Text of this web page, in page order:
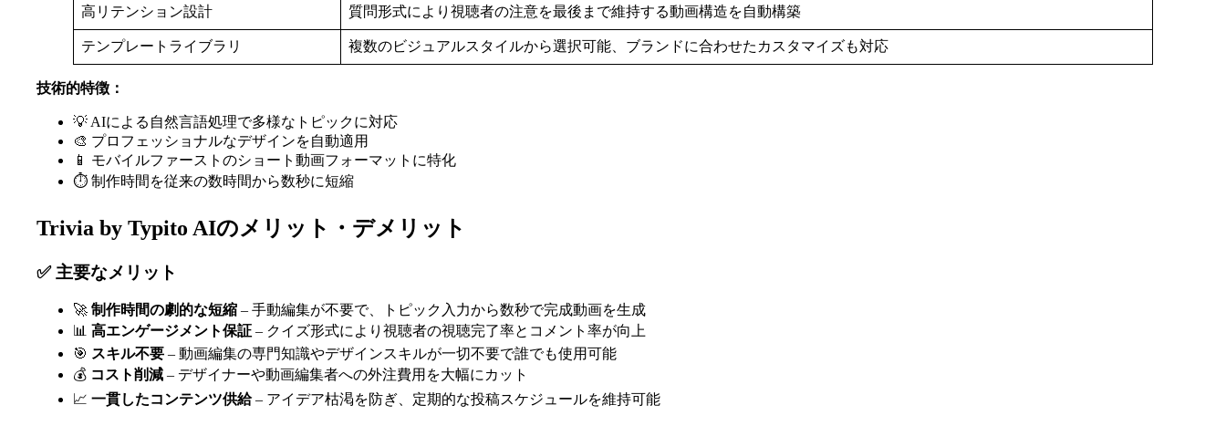
高リテンション設計 質問形式により視聴者の注意を最後まで維持する動画構造を自動構築
テンプレートライブラリ 複数のビジュアルスタイルから選択可能、ブランドに合わせたカスタマイズも対応
技術的特徴：
💡 AIによる自然言語処理で多様なトピックに対応
🎨 プロフェッショナルなデザインを自動適用
📱 モバイルファーストのショート動画フォーマットに特化
⏱️ 制作時間を従来の数時間から数秒に短縮
Trivia by Typito AIのメリット・デメリット
✅ 主要なメリット
🚀 制作時間の劇的な短縮 – 手動編集が不要で、トピック入力から数秒で完成動画を生成
📊 高エンゲージメント保証 – クイズ形式により視聴者の視聴完了率とコメント率が向上
🎯 スキル不要 – 動画編集の専門知識やデザインスキルが一切不要で誰でも使用可能
💰 コスト削減 – デザイナーや動画編集者への外注費用を大幅にカット
📈 一貫したコンテンツ供給– アイデア枯渇を防ぎ、定期的な投稿スケジュールを維持可能